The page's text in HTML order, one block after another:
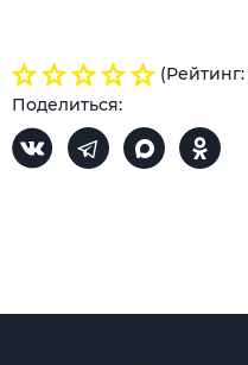
(Рейтинг:
Поделиться: